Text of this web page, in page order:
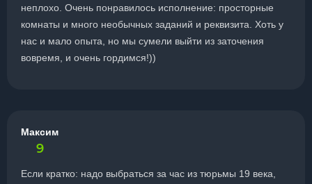
неплохо. Очень понравилось исполнение: просторные
комнаты и много необычных заданий и реквизита. Хоть у
нас и мало опыта, но мы сумели выйти из заточения
вовремя, и очень гордимся!))
Максим
9
Если кратко: надо выбраться за час из тюрьмы 19 века,